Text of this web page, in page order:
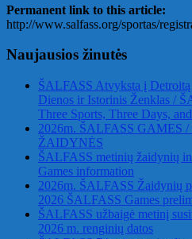
Permanent link to this article:
http://www.salfass.org/sportas/
Naujausios žinutės
ŠALFASS Atvyksta į
Dienos ir Istorinis Ženklas /
Three Sports, Three Days,
2026m. ŠALFASS GAMES
ŽAIDYNĖS
ŠALFASS metinių žaidynių
Games information
2026m. ŠALFASS Žaidynių
2026 ŠALFASS Games
ŠALFASS užbaigė metinį
2026 m. renginių datos